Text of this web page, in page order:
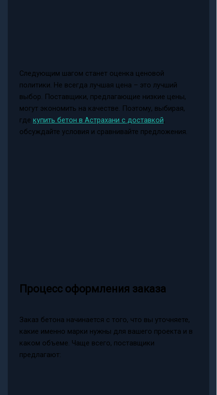
Следующим шагом станет оценка ценовой
политики. Не всегда лучшая цена – это лучший
выбор. Поставщики, предлагающие низкие цены,
могут экономить на качестве. Поэтому, выбирая,
где купить бетон в Астрахани с доставкой,
обсуждайте условия и сравнивайте предложения.
Процесс оформления заказа
Заказ бетона начинается с того, что вы уточняете,
какие именно марки нужны для вашего проекта и в
каком объеме. Чаще всего, поставщики
предлагают: